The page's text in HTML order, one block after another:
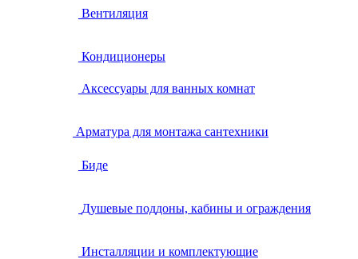
Вентиляция
Кондиционеры
Аксессуары для ванных комнат
Арматура для монтажа сантехники
Биде
Душевые поддоны, кабины и ограждения
Инсталляции и комплектующие